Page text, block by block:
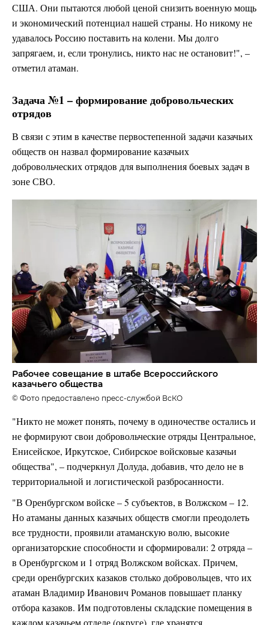
США. Они пытаются любой ценой снизить военную мощь
и экономический потенциал нашей страны. Но никому не
удавалось Россию поставить на колени. Мы долго
запрягаем, и, если тронулись, никто нас не остановит!", –
отметил атаман.
Задача №1 – формирование добровольческих
отрядов
В связи с этим в качестве первостепенной задачи казачьих
обществ он назвал формирование казачьих
добровольческих отрядов для выполнения боевых задач в
зоне СВО.
Рабочее совещание в штабе Всероссийского
казачьего общества
© Фото предоставлено пресс-службой ВсКО
"Никто не может понять, почему в одиночестве остались и
не формируют свои добровольческие отряды Центральное,
Енисейское, Иркутское, Сибирское войсковые казачьи
общества", – подчеркнул Долуда, добавив, что дело не в
территориальной и логистической разбросанности.
"В Оренбургском войске – 5 субъектов, в Волжском – 12.
Но атаманы данных казачьих обществ смогли преодолеть
все трудности, проявили атаманскую волю, высокие
организаторские способности и сформировали: 2 отряда –
в Оренбургском и 1 отряд Волжском войсках. Причем,
среди оренбургских казаков столько добровольцев, что их
атаман Владимир Иванович Романов повышает планку
отбора казаков. Им подготовлены складские помещения в
каждом казачьем отделе (округе), где хранятся